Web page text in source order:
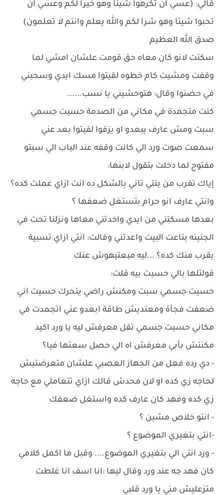
قالي: (عسي ان تكرهوا شيئا وهو خيرا لكم وعسي ان
تحبوا شيئا وهو شرا لكم والله يعلم وانتم لا تعلمون)
صدق الله العظيم
سكتت لانو كان معاه حق قومت علشان امشي لما
وقفت ومشيت كام خطوه لقيتوا مسك ايدي وسحبني
في حضنوا وقال: هتوحشيني يا نسب......
كنت متجمدة في مكاني من الصدمة حسيت جسمي
سبت ومش عارف يبعدو او يزقوا لقيتوا بعد عني
سمعت صوت ورد الي كانت وقفه عند الباب الي سبتو
مفتوح لما دخلت بتقول لابنها:
إياك تقرب من بنتي تاني بالشكل ده انت ازاي عملت كده؟
وانتي عارف انو حرام بتستغل ضعفها ؟
بعدها مسكتني من ايدي واخدتني معاها ونزلنا تحت في
الجنينه بتاعت البيت واعدتني وقالت: انتي ازاي تسبية
يقرب منك كده؟ ...ليه مبعتيهوش عنك
قولتلها بالي حسيت بيه قلت:
حسيت جسمي سبت ومكنش راضي يتحرك حسيت اني
ضعفت فجأة ومعنديش طاقة ابعدو عني اتجمدت في
مكاني حسيت جسمي تقل معرفش ليه يا ورد اكيد
مكنتش بأبي معرفش اه الي حصل سعتها فيا؟
- دي رده فعل من الجهاز العصبي علشان متعرضتيش
لحاجه زي كده او لان محدش قالك ازاي تتعاملي مع حاجه
زي كده وفهد كان عارف كده واستغل ضعفك
- انتو خلاص مشين ؟
-انتي بتغيري الموضوع ؟
- ورد انتي الي بتغيري الموضوع.... وقبل ما اكمل كلامي
كان فهد جه عند ورد وقال ليها :انا اسف انا غلطت
متزعليش مني يا ورد قلبي